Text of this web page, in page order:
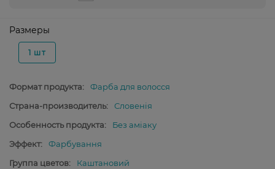
Размеры
1 шт
Формат продукта:
Фарба для волосся
Страна-производитель:
Словенія
Особенность продукта:
Без аміаку
Эффект:
Фарбування
Группа цветов:
Каштановий